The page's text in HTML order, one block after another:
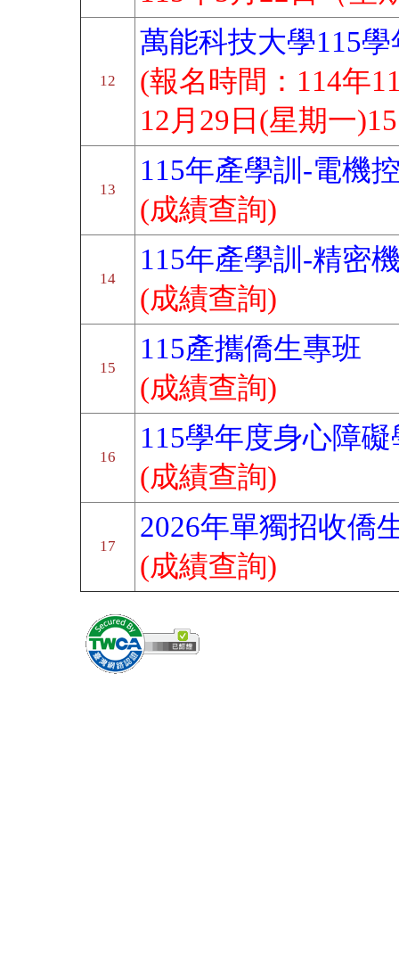
12
萬能科技大學115
(報名時間：114年
12月29日(星期一
13
115年產學訓-電機
(成績查詢)
14
115年產學訓-精密
(成績查詢)
15
115產攜僑生專班
(成績查詢)
16
115學年度身心障
(成績查詢)
17
2026年單獨招收僑
(成績查詢)